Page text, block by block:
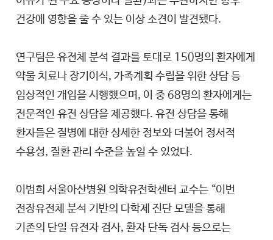
건강에 영향을 줄 수 있는 이상 소견이 발견됐다.
연구팀은 유전체 분석 결과를 토대로 150명의 환자에게
약물 치료나 장기이식, 가족계획 수립을 위한 상담 등
임상적인 개입을 시행했으며, 이 중 68명의 환자에게는
전문적인 유전 상담을 제공했다. 유전 상담을 통해
환자들은 질병에 대한 상세한 정보와 더불어 정서적
수용성, 질환 관리 수준을 높일 수 있었다.
이범희 서울아산병원 의학유전학센터 교수는 “이번
전장유전체 분석 기반의 다학제 진단 모델을 통해
기존의 단일 유전자 검사, 환자 단독 검사 등으로는